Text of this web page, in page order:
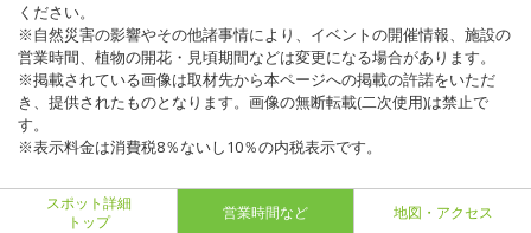
ください。
※自然災害の影響やその他諸事情により、イベントの開催情報、施設の
営業時間、植物の開花・見頃期間などは変更になる場合があります。
※掲載されている画像は取材先から本ページへの掲載の許諾をいただ
き、提供されたものとなります。画像の無断転載(二次使用)は禁止で
す。
※表示料金は消費税8％ないし10％の内税表示です。
スポット詳細
トップ
営業時間など 地図・アクセス